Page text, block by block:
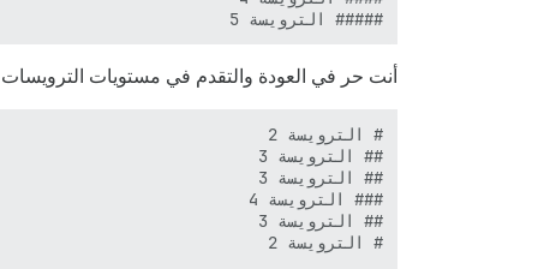
##### الترويسة 5
أنت حر في العودة والتقدم في مستويات